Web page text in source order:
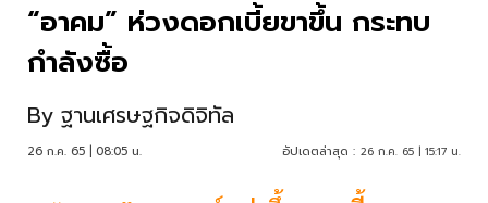
“อาคม” ห่วงดอกเบี้ยขาขึ้น กระทบ
กำลังซื้อ
By ฐานเศรษฐกิจดิจิทัล
26 ก.ค. 65 | 08:05 น. อัปเดตล่าสุด : 26 ก.ค. 65 | 15:17 น.